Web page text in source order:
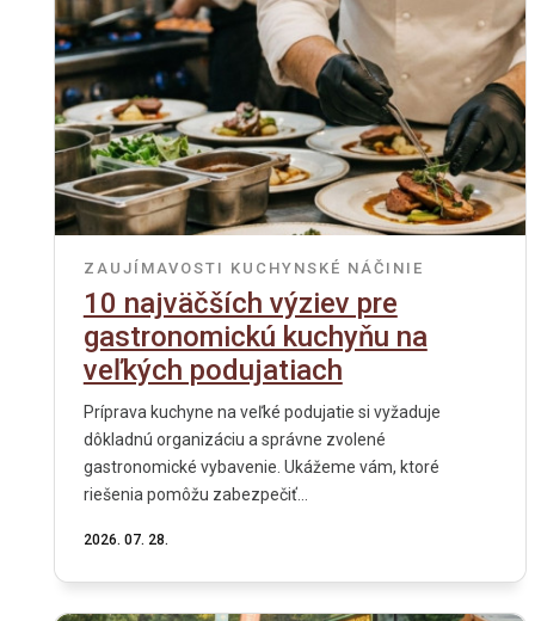
ZAUJÍMAVOSTI KUCHYNSKÉ NÁČINIE
10 najväčších výziev pre
gastronomickú kuchyňu na
veľkých podujatiach
Príprava kuchyne na veľké podujatie si vyžaduje
dôkladnú organizáciu a správne zvolené
gastronomické vybavenie. Ukážeme vám, ktoré
riešenia pomôžu zabezpečiť...
2026. 07. 28.